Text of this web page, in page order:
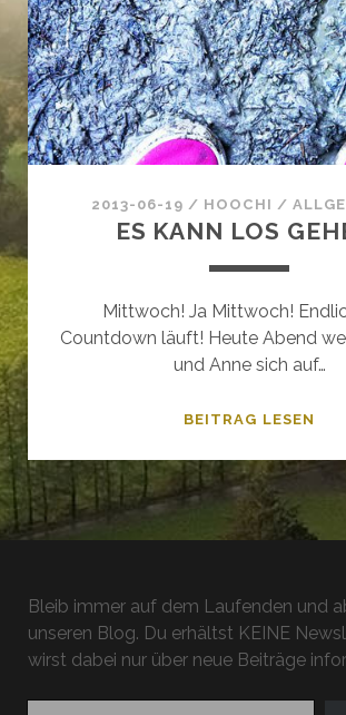
2013-06-19 / HOOCHI /
ES KANN LOS
Mittwoch! Ja Mittwoch!
Countdown läuft! Heute Abend
und Anne sich auf…
BEITRAG LESEN
Bleib immer auf dem Laufenden und
unseren Blog. Du erhältst KEINE
wirst dabei nur über neue Beiträge
Gib deine E-Mail-Adresse ein ...